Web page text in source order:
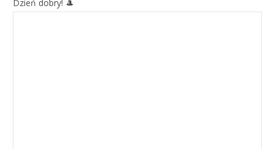
Dzień dobry! 🎩